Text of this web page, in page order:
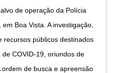
de operação da Polícia
Boa Vista. A investigação,
recursos públicos destinados
COVID-19, oriundos de
de busca e apreensão